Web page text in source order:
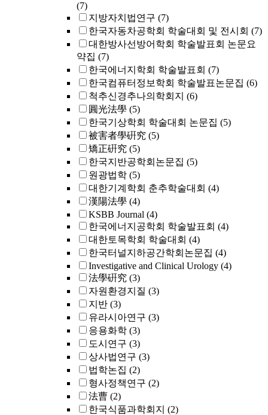
(7)
지방자치법연구 (7)
한국자동차공학회 학술대회 및 전시회 (7)
대한방사선방어학회 학술발표회 논문요
약집 (7)
한국에너지학회 학술발표회 (7)
한국컴퓨터정보학회 학술발표논문집 (6)
척추신경추나의학회지 (6)
圓光法學 (5)
한국기상학회 학술대회 논문집 (5)
被害者學硏究 (5)
矯正硏究 (5)
한국지반공학회논문집 (5)
원광법학 (5)
대한기계학회 춘추학술대회 (4)
漢陽法學 (4)
KSBB Journal (4)
한국에너지공학회 학술발표회 (4)
대한토목학회 학술대회 (4)
한국터널지하공간학회논문집 (4)
Investigative and Clinical Urology (4)
法學硏究 (3)
자원환경지질 (3)
지반 (3)
유라시아연구 (3)
응용화학 (3)
도시연구 (3)
상사법연구 (3)
법학논집 (2)
형사정책연구 (2)
法曹 (2)
한국식품과학회지 (2)